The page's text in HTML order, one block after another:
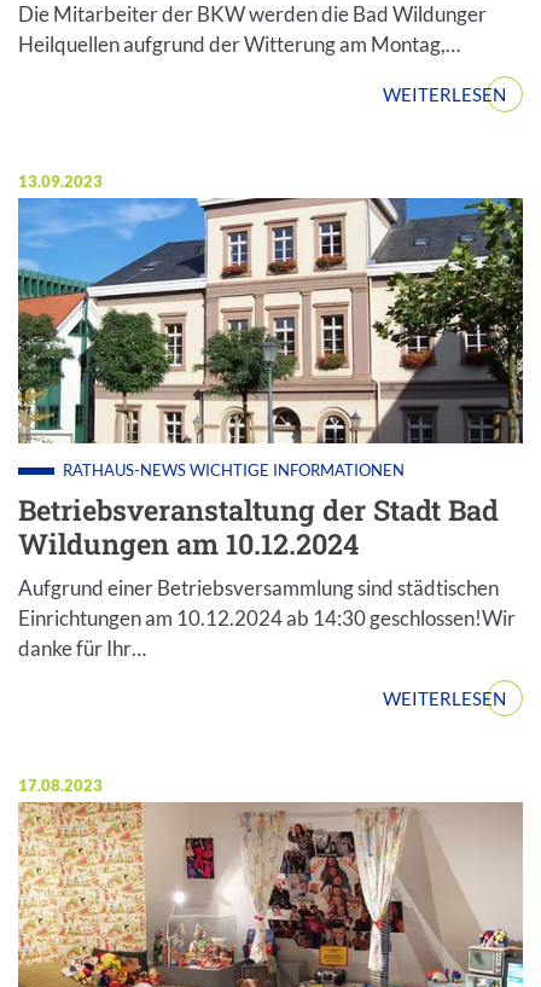
Die Mitarbeiter der BKW werden die Bad Wildunger
Heilquellen aufgrund der Witterung am Montag,…
WEITERLESEN
Veröffentlicht am:
13.09.2023
Betriebsveranstaltung der Stadt Bad
Wildungen am 10.12.2024
RATHAUS-NEWSWICHTIGE INFORMATIONEN
Aufgrund einer Betriebsversammlung sind städtischen
Einrichtungen am 10.12.2024 ab 14:30 geschlossen!Wir
danke für Ihr…
WEITERLESEN
Veröffentlicht am:
17.08.2023